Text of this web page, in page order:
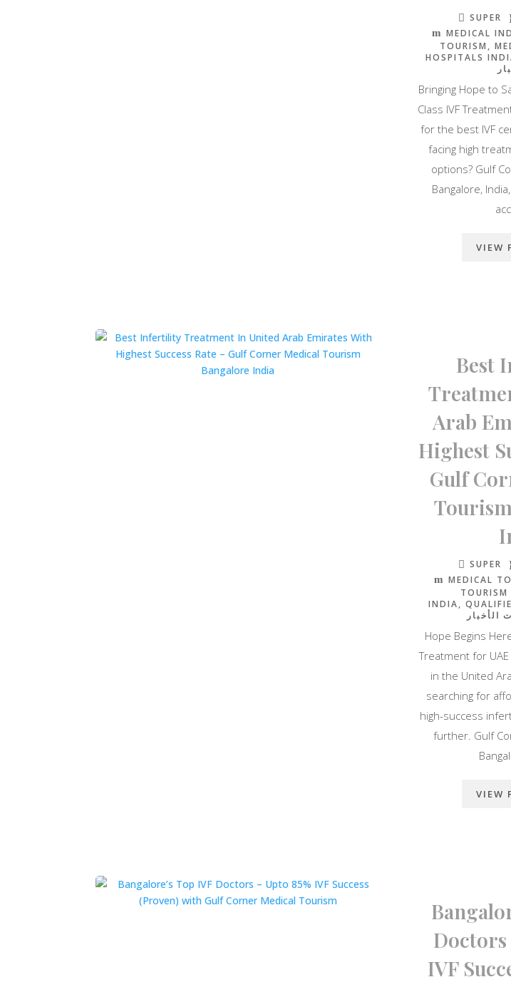
SUPER
MEDICAL
TOURISM
HOSPITALS
Bringing Hope to
Class IVF
for the best IVF
facing high
options? Gulf
Bangalore,
VIEW
Best
Arab
Highest
Gulf
SUPER
MEDICAL
TOURISM
INDIA
الأخبار
Hope Begins
Treatment for
in the United
searching for
high-success
further. Gulf
VIEW
Doctors
IVF